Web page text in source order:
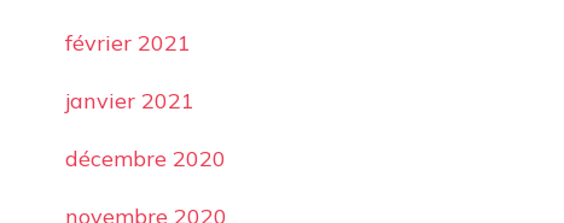
février 2021
janvier 2021
décembre 2020
novembre 2020